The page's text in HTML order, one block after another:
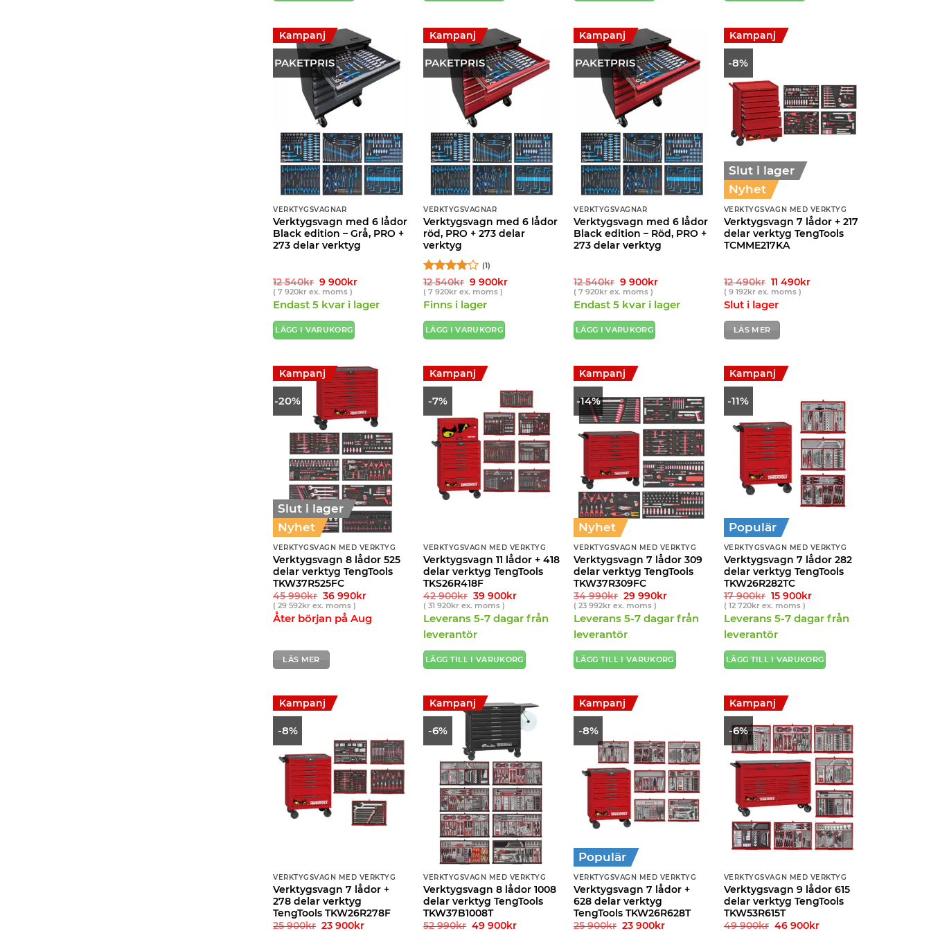
PAKETPRIS
Kampanj
VERKTYGSVAGNAR
Verktygsvagn med 6 lådor
Black edition – Grå, PRO +
273 delar verktyg
12 540kr Det
ursprungliga
priset
var:
540kr.
9 900krDet
är:
(7 920kr ex. moms )
Endast 5 kvar i lager
LÄGG I VARUKORG
PAKETPRIS
Kampanj
VERKTYGSVAGNAR
Verktygsvagn med 6 lådor
röd, PRO + 273 delar
verktyg
Betygsatt
4av 5
(1)
12 540kr Det
ursprungliga
var:
540kr.
9 900krDet
(7 920kr ex. moms )
Finns i lager
LÄGG I VARUKORG
PAKETPRIS
Kampanj
VERKTYGSVAGNAR
Verktygsvagn med 6 lådor
Black edition – Röd, PRO +
273 delar verktyg
12 540kr Det
ursprungliga
priset
var:
540kr.
9 900krDet
är:
(7 920kr ex. moms )
Endast 5 kvar i lager
LÄGG I VARUKORG
-8%
Kampanj
Slut i lager
Nyhet
VERKTYGSVAGN MED VERKTYG
Verktygsvagn 7 lådor + 217
delar verktyg TengTools
TCMME217KA
12 490kr Det
ursprungliga
priset
var:
490kr.
11 490krDet
( 9 192krex. moms )
Slut i lager
LÄS MER
-20%
Kampanj
Slut i lager
Nyhet
VERKTYGSVAGN MED VERKTYG
Verktygsvagn 8 lådor 525
delar verktyg TengTools
TKW37R525FC
45 990kr Det
ursprungliga
priset
var:
36 990krDet
är:
(29 592kr ex. moms )
Åter början på Aug
LÄS MER
-7%
Kampanj
VERKTYGSVAGN MED VERKTYG
Verktygsvagn 11 lådor + 418
delar verktyg TengTools
TKS26R418F
42 900kr Det
ursprungliga
priset
var:
42
900kr.
39 900krDet
priset
är:
(31 920kr ex. moms )
Leverans 5-7 dagar från
leverantör
LÄGG TILL I VARUKORG
-14%
Kampanj
Nyhet
VERKTYGSVAGN MED VERKTYG
Verktygsvagn 7 lådor 309
delar verktyg TengTools
TKW37R309FC
34 990kr Det
ursprungliga
priset
var:
34
990kr.
29 990krDet
priset
är:
(23 992kr ex. moms )
Leverans 5-7 dagar från
leverantör
LÄGG TILL I VARUKORG
-11%
Kampanj
Populär
VERKTYGSVAGN MED VERKTYG
Verktygsvagn 7 lådor 282
delar verktyg TengTools
TKW26R282TC
17 900kr Det
ursprungliga
priset
var:
17
900kr.
15 900krDet
priset
är:
( 12 720krex. moms )
Leverans 5-7 dagar från
leverantör
LÄGG TILL I VARUKORG
-8%
Kampanj
VERKTYGSVAGN MED VERKTYG
Verktygsvagn 7 lådor +
278 delar verktyg
TengTools TKW26R278F
25 900kr Det
23 900krDet
-6%
Kampanj
VERKTYGSVAGN MED VERKTYG
Verktygsvagn 8 lådor 1008
delar verktyg TengTools
TKW37B1008T
52 990kr Det
49 900krDet
-8%
Kampanj
Populär
VERKTYGSVAGN MED VERKTYG
Verktygsvagn 7 lådor +
628 delar verktyg
TengTools TKW26R628T
25 900kr Det
23 900krDet
-6%
Kampanj
VERKTYGSVAGN MED VERKTYG
Verktygsvagn 9 lådor 615
delar verktyg TengTools
TKW53R615T
49 900kr Det
46 900krDet